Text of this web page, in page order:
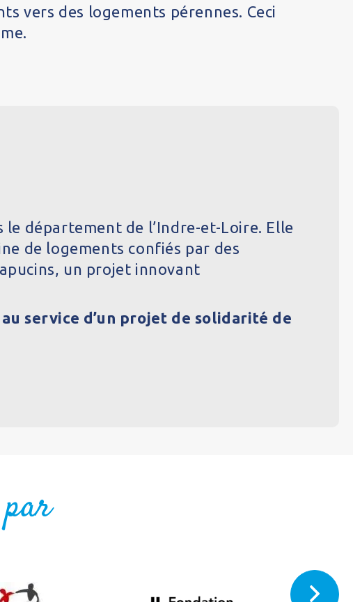
vers des logements pérennes. Ceci
département de l’Indre-et-Loire. Elle
de logements confiés par des
un projet innovant
service d’un projet de solidarité de